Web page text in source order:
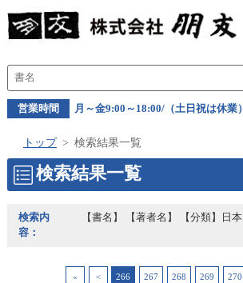
営業時間 月～金9:00～18:00/（土日祝は休業）
トップ 検索結果一覧
検索結果一覧
検索内
容：
【書名】 【著者名】 【分類】日本
« < 266 267 268 269 270